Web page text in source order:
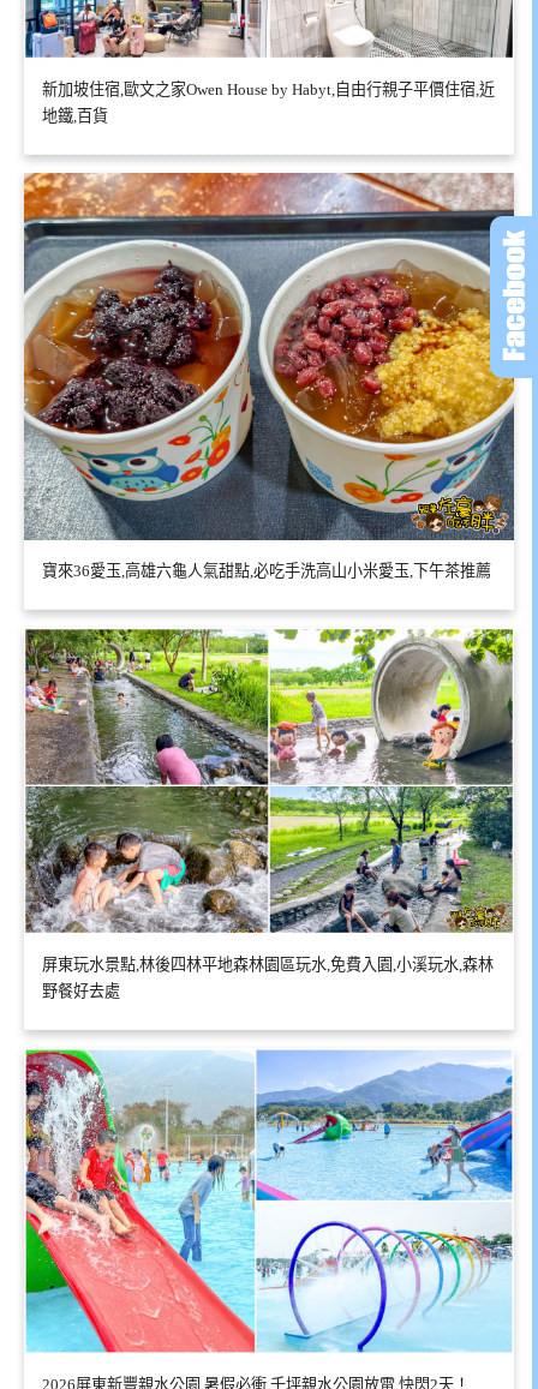
新加坡住宿,歐文之家Owen House by Habyt,自由行親子平價住宿,近
地鐵,百貨
寶來36愛玉,高雄六龜人氣甜點,必吃手洗高山小米愛玉,下午茶推薦
屏東玩水景點,林後四林平地森林園區玩水,免費入園,小溪玩水,森林
野餐好去處
2026屏東新豐親水公園,暑假必衝,千坪親水公園放電,快閃2天！